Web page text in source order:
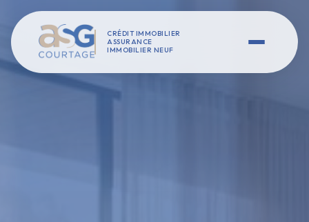
CRÉDIT IMMOBILIER
ASSURANCE
IMMOBILIER NEUF